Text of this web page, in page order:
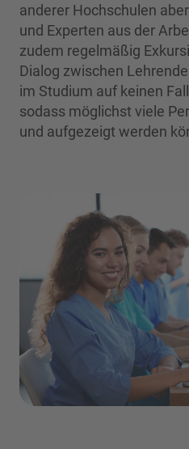
anderer Hochschulen
und Experten aus der
zudem regelmäßig
Dialog zwischen
im Studium auf keinen
sodass möglichst viele
und aufgezeigt werden